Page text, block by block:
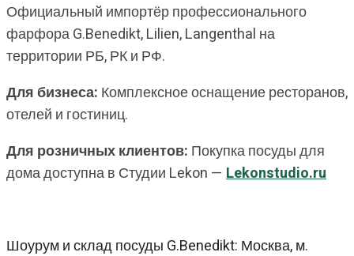
Официальный импортёр профессионального
фарфора G.Benedikt, Lilien, Langenthal на
территории РБ, РК и РФ.
Для бизнеса: Комплексное оснащение ресторанов,
отелей и гостиниц.
Для розничных клиентов: Покупка посуды для
дома доступна в Студии Lekon — Lekonstudio.ru
Шоурум и склад посуды G.Benedikt: Москва, м.